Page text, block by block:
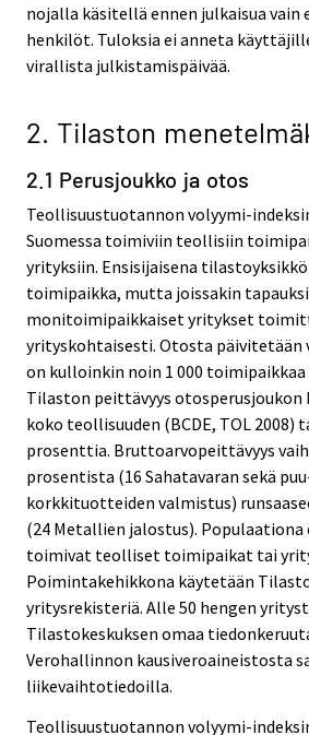
nojalla käsitellä ennen julkaisua vain
henkilöt. Tuloksia ei anneta
virallista julkistamispäivää.
2. Tilaston
2.1 Perusjoukko ja otos
Teollisuustuotannon volyymi-
Suomessa toimiviin teollisiin
yrityksiin. Ensisijaisena
toimipaikka, mutta joissakin
monitoimipaikkaiset yritykset
yrityskohtaisesti. Otosta päivitetään
on kulloinkin noin 1 000
Tilaston peittävyys
koko teollisuuden (BCDE, TOL 2008)
prosenttia. Bruttoarvopeittävyys
prosentista (16 Sahatavaran sekä
korkkituotteiden valmistus)
(24 Metallien jalostus). Populaationa
toimivat teolliset toimipaikat tai
Poimintakehikkona käytetään
yritysrekisteriä. Alle 50 hengen
Tilastokeskuksen omaa
Verohallinnon kausiveroaineistosta
liikevaihtotiedoilla.
Teollisuustuotannon volyymi-